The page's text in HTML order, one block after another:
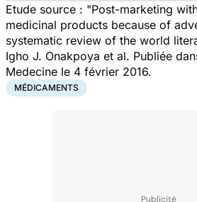
Etude source : "Post-marketing
medicinal products because of
systematic review of the world
Igho J. Onakpoya et al. Publiée
Medecine le 4 février 2016.
MÉDICAMENTS